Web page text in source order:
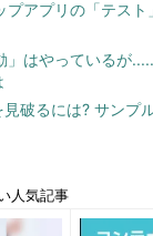
アプリの「テスト
」はやっているが
破るには? サンプ
人気記事